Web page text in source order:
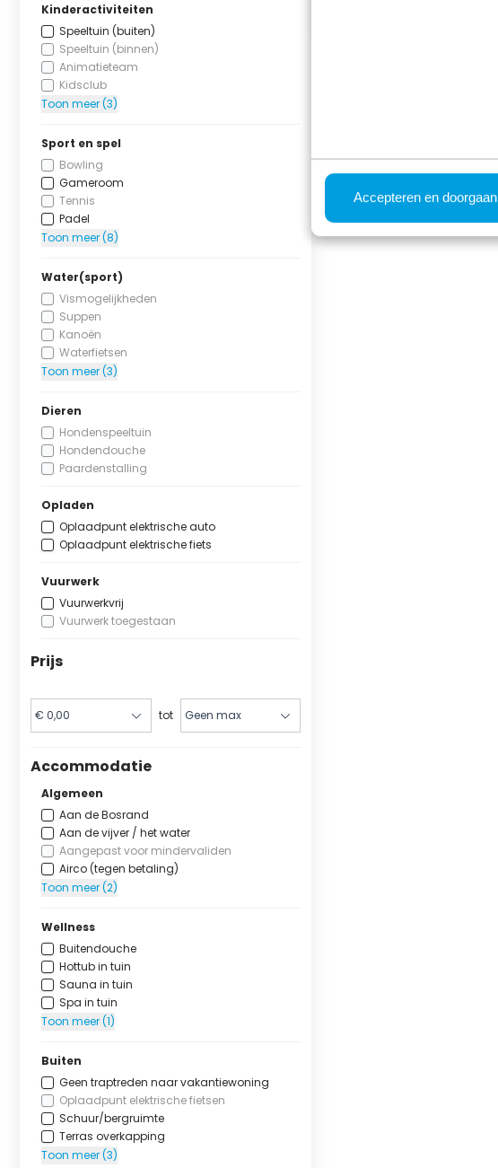
Accepteren en doorgaan
Kinderactiviteiten
Speeltuin (buiten)
Speeltuin (binnen)
Animatieteam
Kidsclub
Toon meer (3)
Sport en spel
Bowling
Gameroom
Tennis
Padel
Toon meer (8)
Water(sport)
Vismogelijkheden
Suppen
Kanoën
Waterfietsen
Toon meer (3)
Dieren
Hondenspeeltuin
Hondendouche
Paardenstalling
Opladen
Oplaadpunt elektrische auto
Oplaadpunt elektrische fiets
Vuurwerk
Vuurwerkvrij
Vuurwerk toegestaan
Prijs
tot
Accommodatie
Algemeen
Aan de Bosrand
Aan de vijver / het water
Aangepast voor mindervaliden
Airco (tegen betaling)
Toon meer (2)
Wellness
Buitendouche
Hottub in tuin
Sauna in tuin
Spa in tuin
Toon meer (1)
Buiten
Geen traptreden naar vakantiewoning
Oplaadpunt elektrische fietsen
Schuur/bergruimte
Terras overkapping
Toon meer (3)